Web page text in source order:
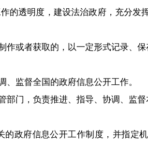
透明度，建设法治政府，充分发
或者获取的，以一定形式记录、保
监督全国的政府信息公开工作。
门，负责推进、指导、协调、监督
政府信息公开工作制度，并指定